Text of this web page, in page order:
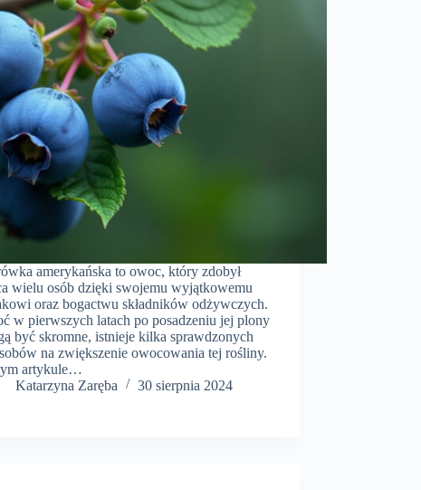
amerykańska to owoc, który zdobył
wielu osób dzięki swojemu wyjątkowemu
oraz bogactwu składników odżywczych.
w pierwszych latach po posadzeniu jej plony
być skromne, istnieje kilka sprawdzonych
na zwiększenie owocowania tej rośliny.
artykule…
Katarzyna Zaręba
30 sierpnia 2024